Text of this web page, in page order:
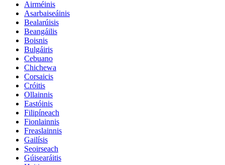
Airméinis
Asarbaiseáinis
Bealarúisis
Beangáilis
Boisnis
Bulgáiris
Cebuano
Chichewa
Corsaicis
Cróitis
Ollainnis
Eastóinis
Filipíneach
Fionlainnis
Freaslainnis
Gailísis
Seoirseach
Gúisearáitis